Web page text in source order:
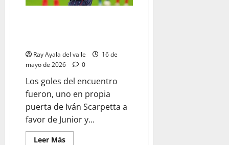
Ray Ayala del valle
16 de
mayo de 2026
0
Los goles del encuentro
fueron, uno en propia
puerta de Iván Scarpetta a
favor de Junior y...
Leer Más